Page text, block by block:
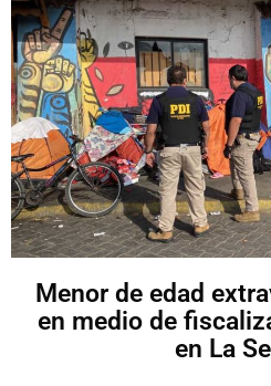
Menor de edad
en medio de
en La